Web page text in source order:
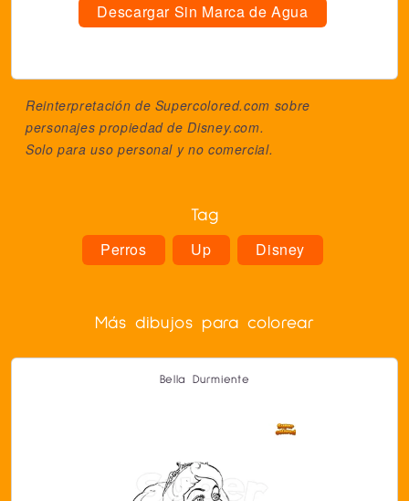
Descargar Sin Marca de Agua
Reinterpretación de Supercolored.com sobre
personajes propiedad deDisney.com.
Solo para uso personal y no comercial.
Tag
Perros Up Disney
Más dibujos para colorear
Bella Durmiente